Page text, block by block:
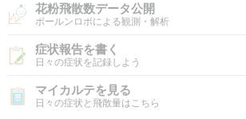
花粉飛散数データ公開
ポールンロボによる観測・解析
症状報告を書く
日々の症状を記録しよう
マイカルテを見る
日々の症状と飛散量はこちら